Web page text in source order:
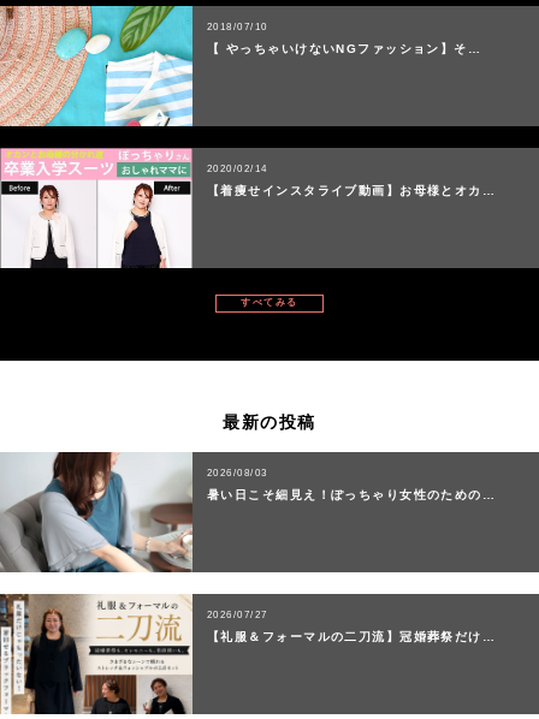
2018/07/10
【 やっちゃいけないNGファッション】そ…
2020/02/14
【着痩せインスタライブ動画】お母様とオカ…
すべてみる
最新の投稿
2026/08/03
暑い日こそ細見え！ぽっちゃり女性のための…
2026/07/27
【礼服＆フォーマルの二刀流】冠婚葬祭だけ…